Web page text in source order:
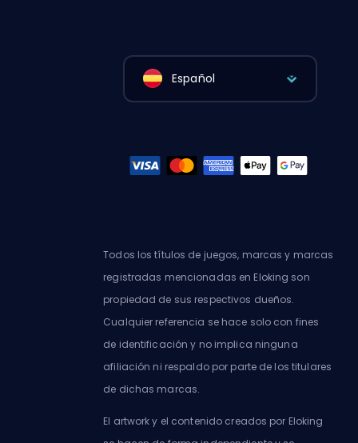
Español
Todos los títulos de juegos, marcas y marcas
registradas mencionadas en Eloking son
propiedad de sus respectivos dueños.
Cualquier referencia se hace solo con fines
de identificación y no implica ninguna
afiliación ni respaldo por parte de los titulares
de dichas marcas.
El artwork y el contenido creados por Eloking